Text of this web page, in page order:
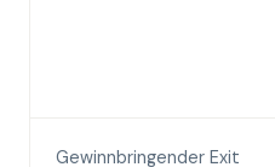
Gewinnbringender Exit